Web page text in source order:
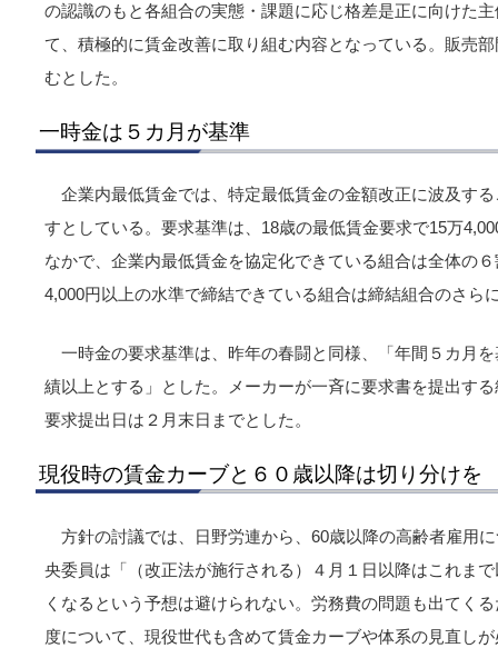
の認識のもと各組合の実態・課題に応じ格差是正に向けた
て、積極的に賃金改善に取り組む内容となっている。販売
むとした。
一時金は５カ月が基準
企業内最低賃金では、特定最低賃金の金額改正に波及す
すとしている。要求基準は、18歳の最低賃金要求で15万
なかで、企業内最低賃金を協定化できている組合は全体の
4,000円以上の水準で締結できている組合は締結組合のさら
一時金の要求基準は、昨年の春闘と同様、「年間５カ月
績以上とする」とした。メーカーが一斉に要求書を提出す
要求提出日は２月末日までとした。
現役時の賃金カーブと６０歳以降は切り分けを
方針の討議では、日野労連から、60歳以降の高齢者雇用
央委員は「（改正法が施行される）４月１日以降はこれま
くなるという予想は避けられない。労務費の問題も出てく
度について、現役世代も含めて賃金カーブや体系の見直し